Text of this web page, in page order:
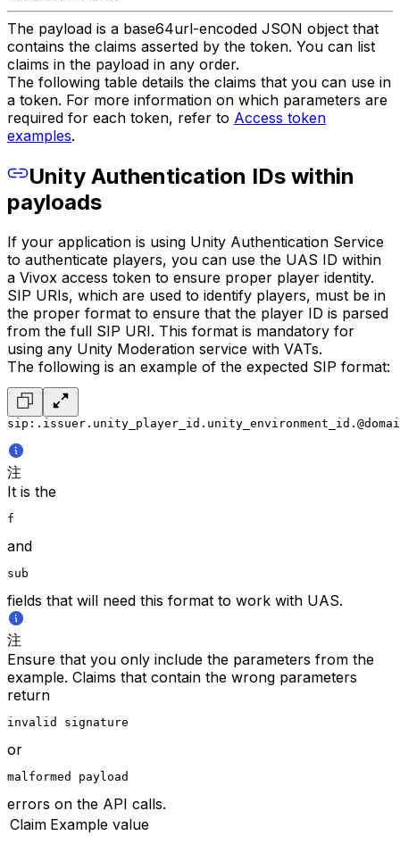
The payload is a base64url-encoded JSON object that
contains the claims asserted by the token. You can list
claims in the payload in any order.
The following table details the claims that you can use in
a token. For more information on which parameters are
required for each token, refer to Access token
examples.
Unity Authentication IDs within
payloads
If your application is using Unity Authentication Service
to authenticate players, you can use the UAS ID within
a Vivox access token to ensure proper player identity.
SIP URIs, which are used to identify players, must be in
the proper format to ensure that the player ID is parsed
from the full SIP URI. This format is mandatory for
using any Unity Moderation service with VATs.
The following is an example of the expected SIP format:
注
It is the
f
and
sub
fields that will need this format to work with UAS.
注
Ensure that you only include the parameters from the
example. Claims that contain the wrong parameters
return
invalid signature
or
malformed payload
errors on the API calls.
Claim Example value